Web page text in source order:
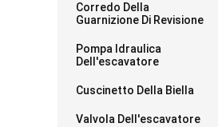
Corredo Della
Guarnizione Di Revisione
Pompa Idraulica
Dell'escavatore
Cuscinetto Della Biella
Valvola Dell'escavatore